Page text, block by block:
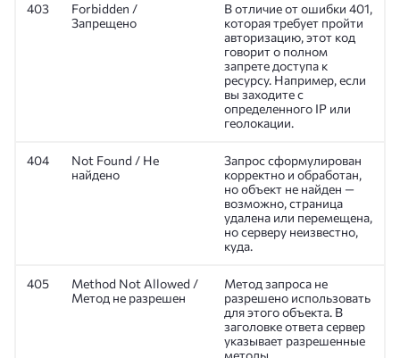
403
Forbidden /
Запрещено
В отличие от ошибки 401,
которая требует пройти
авторизацию, этот код
говорит о полном
запрете доступа к
ресурсу. Например, если
вы заходите с
определенного IP или
геолокации.
404
Not Found / Не
найдено
Запрос сформулирован
корректно и обработан,
но объект не найден —
возможно, страница
удалена или перемещена,
но серверу неизвестно,
куда.
405
Method Not Allowed /
Метод не разрешен
Метод запроса не
разрешено использовать
для этого объекта. В
заголовке ответа сервер
указывает разрешенные
методы.